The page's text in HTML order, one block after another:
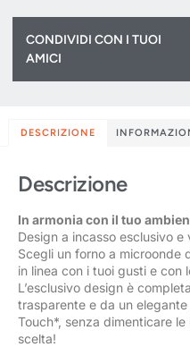
CONDIVIDI CON I TUOI
AMICI
DESCRIZIONE
Descrizione
In armonia con il tuo
Design a incasso esclusivo e
Scegli un forno a microonde
in linea con i tuoi gusti e con
L’esclusivo design è
trasparente e da un
Touch*, senza dimenticare
scelta!